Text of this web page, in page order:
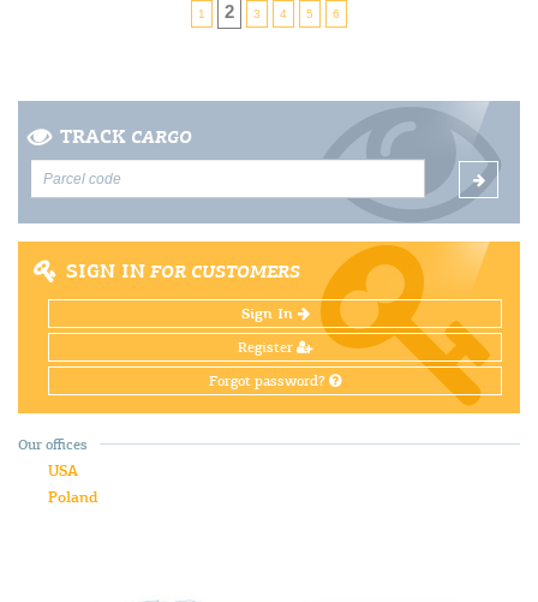
1 2 3 4 5 6
TRACK CARGO
SIGN IN FOR CUSTOMERS
Sign In
Register
Forgot password?
Our offices
USA
Poland